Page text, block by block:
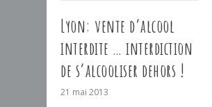
Lyon: vente d’alcool
interdite … interdiction
de s’alcooliser dehors !
21 mai 2013